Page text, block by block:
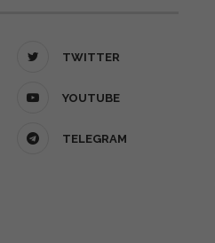
TWITTER
YOUTUBE
TELEGRAM